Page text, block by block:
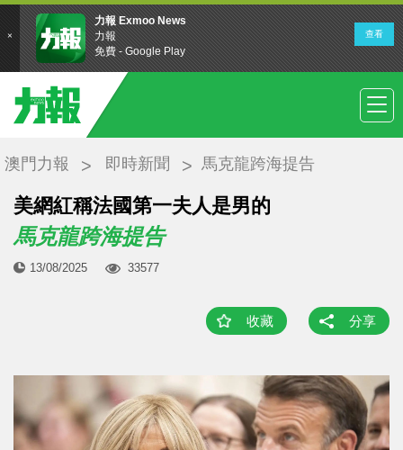
澳門力報 即時新聞 馬克龍跨海提告
美網紅稱法國第一夫人是男的
馬克龍跨海提告
13/08/2025 33577
收藏 分享